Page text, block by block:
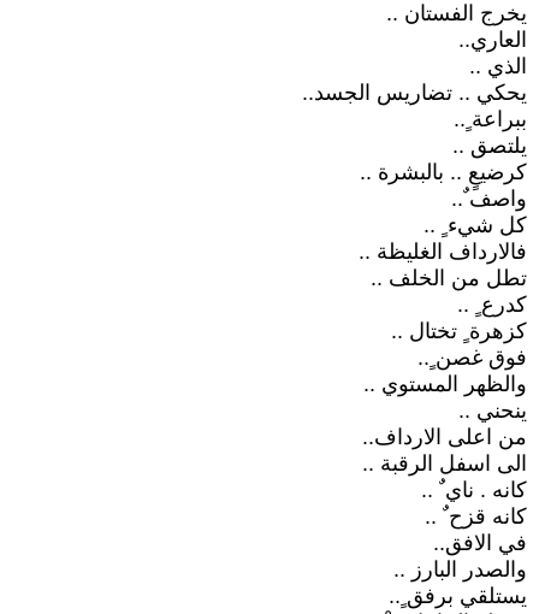
يخرج الفستان ..
العاري..
الذي ..
يحكي .. تضاريس الجسد..
ببراعة ٍ..
يلتصق ..
كرضيعٍ .. بالبشرة ..
واصف ٌ..
كل شيء ٍ ..
فالارداف الغليظة ..
تطل من الخلف ..
كدرع ٍ ..
كزهرة ٍ تختال ..
فوق غصن ٍ..
والظهر المستوي ..
ينحني ..
من اعلى الارداف..
الى اسفل الرقبة ..
كانه . ناي ٌ ..
كانه قزح ٌ ..
في الافق..
والصدر البارز ..
يستلقي برفق ٍ..